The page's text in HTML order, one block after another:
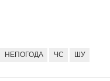
НЕПОГОДА ЧС ШУ